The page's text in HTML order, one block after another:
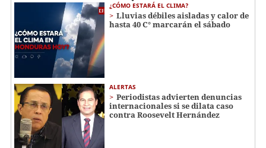
¿CÓMO ESTARÁ EL CLIMA?
Lluvias débiles aisladas y calor de
hasta 40 C° marcarán el sábado
ALERTAS
Periodistas advierten denuncias
internacionales si se dilata caso
contra Roosevelt Hernández